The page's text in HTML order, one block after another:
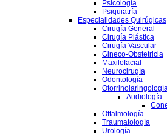
Psicología
Psiquiatría
Especialidades Quirúgicas
Cirugía General
Cirugía Plástica
Cirugía Vascular
Gineco-Obstetricia
Maxilofacial
Neurocirugía
Odontología
Audiología
Oftalmología
Traumatología
Urología